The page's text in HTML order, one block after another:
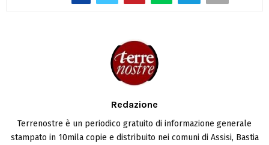
Redazione
Terrenostre è un periodico gratuito di informazione generale
stampato in 10mila copie e distribuito nei comuni di Assisi, Bastia